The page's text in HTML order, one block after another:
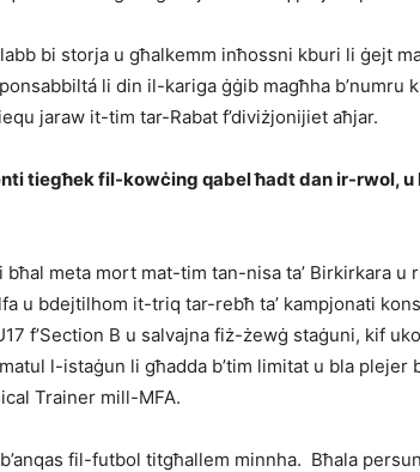
bi storja u għalkemm inħossni kburi li ġejt
li din il-kariga ġġib magħha b’numru
jaraw it-tim tar-Rabat f’diviżjonijiet aħjar.
tiegħek fil-kowċing qabel ħadt dan ir-rwol,
meta mort mat-tim tan-nisa ta’ Birkirkara u
u bdejtilhom it-triq tar-rebħ ta’ kampjonati
f’Section B u salvajna fiż-żewġ staġuni, kif
l-istaġun li għadda b’tim limitat u bla plejer
Trainer mill-MFA.
fil-futbol titgħallem minnha. Bħala